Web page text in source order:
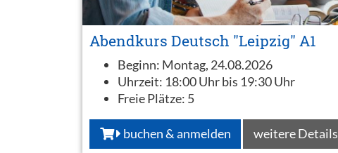
Abendkurs Deutsch "Leipzig" A1
Beginn: Montag, 24.08.2026
Uhrzeit: 18:00 Uhr bis 19:30 Uhr
Freie Plätze: 5
buchen & anmelden weitere Details